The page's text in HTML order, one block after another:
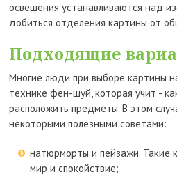
освещения устанавливаются над
добиться отделения картины от
Подходящие
Многие люди при выборе картины
технике фен-шуй, которая учит -
расположить предметы. В этом
некоторыми полезными советами:
натюрморты и пейзажи. Такие
мир и спокойствие;